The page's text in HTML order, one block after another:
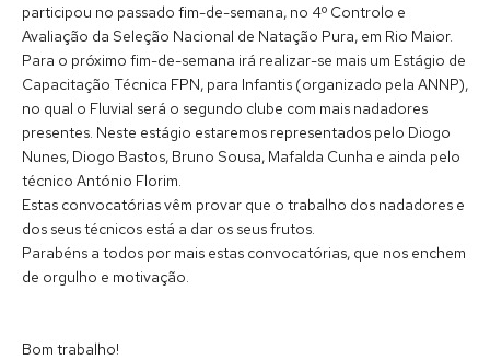
participou no passado fim-de-semana, no 4º Controlo e
Avaliação da Seleção Nacional de Natação Pura, em Rio Maior.
Para o próximo fim-de-semana irá realizar-se mais um Estágio de
Capacitação Técnica FPN, para Infantis (organizado pela ANNP),
no qual o Fluvial será o segundo clube com mais nadadores
presentes. Neste estágio estaremos representados pelo Diogo
Nunes, Diogo Bastos, Bruno Sousa, Mafalda Cunha e ainda pelo
técnico António Florim.
Estas convocatórias vêm provar que o trabalho dos nadadores e
dos seus técnicos está a dar os seus frutos.
Parabéns a todos por mais estas convocatórias, que nos enchem
de orgulho e motivação.
Bom trabalho!